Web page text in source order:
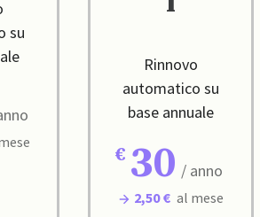
su
Rinnovo
automatico su
base annuale
30 / anno
2,50 € al mese